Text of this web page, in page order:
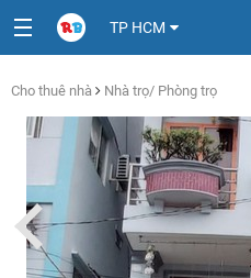
TP HCM
Cho thuê nhà Nhà trọ/ Phòng trọ